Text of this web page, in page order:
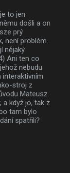
to jen
došli a on
prý
není problém.
nějaký
Ani ten co
nebudu
stroj z
Mateusz
a když jo, tak z
tam bylo
spatřili?